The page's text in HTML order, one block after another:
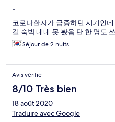
-
코로나환자가 급증하던 시기인
걸 숙박 내내 못 봤음 단 한 명도
Séjour de 2 nuits
Avis vérifié
8/10 Très bien
18 août 2020
Traduire avec Google